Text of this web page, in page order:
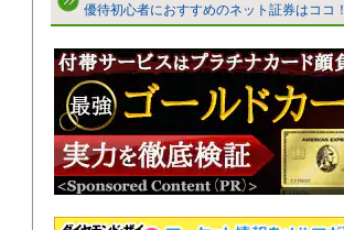
優待初心者におすすめのネット証券はココ！